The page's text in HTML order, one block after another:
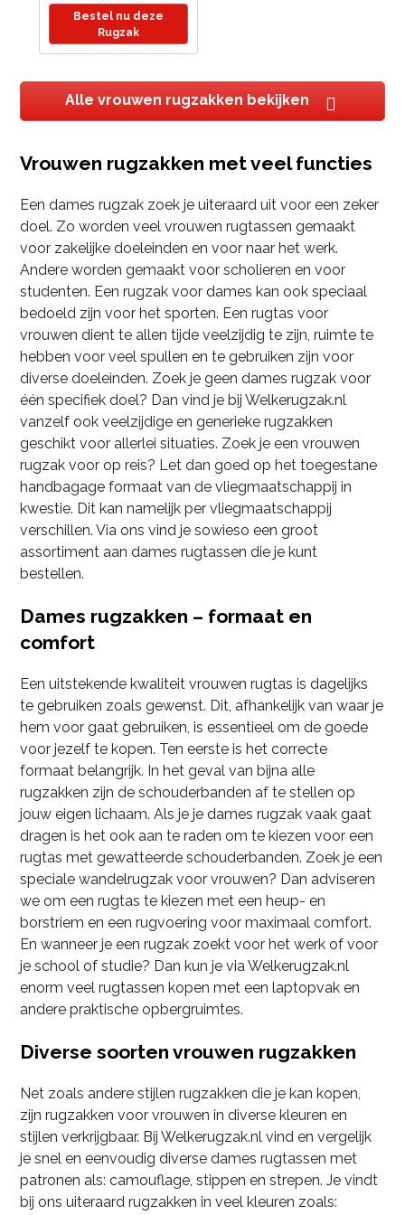
Schooltas - Update:
sterke ritsen
Bestel nu deze
Rugzak
Alle vrouwen rugzakken bekijken
Vrouwen rugzakken met veel functies
Een dames rugzak zoek je uiteraard uit voor een zeker
doel. Zo worden veel vrouwen rugtassen gemaakt
voor zakelijke doeleinden en voor naar het werk.
Andere worden gemaakt voor scholieren en voor
studenten. Een rugzak voor dames kan ook speciaal
bedoeld zijn voor het sporten. Een rugtas voor
vrouwen dient te allen tijde veelzijdig te zijn, ruimte te
hebben voor veel spullen en te gebruiken zijn voor
diverse doeleinden. Zoek je geen dames rugzak voor
één specifiek doel? Dan vind je bij Welkerugzak.nl
vanzelf ook veelzijdige en generieke rugzakken
geschikt voor allerlei situaties. Zoek je een vrouwen
rugzak voor op reis? Let dan goed op het toegestane
handbagage formaat van de vliegmaatschappij in
kwestie. Dit kan namelijk per vliegmaatschappij
verschillen. Via ons vind je sowieso een groot
assortiment aan dames rugtassen die je kunt
bestellen.
Dames rugzakken – formaat en
comfort
Een uitstekende kwaliteit vrouwen rugtas is dagelijks
te gebruiken zoals gewenst. Dit, afhankelijk van waar je
hem voor gaat gebruiken, is essentieel om de goede
voor jezelf te kopen. Ten eerste is het correcte
formaat belangrijk. In het geval van bijna alle
rugzakken zijn de schouderbanden af te stellen op
jouw eigen lichaam. Als je je dames rugzak vaak gaat
dragen is het ook aan te raden om te kiezen voor een
rugtas met gewatteerde schouderbanden. Zoek je een
speciale wandelrugzak voor vrouwen? Dan adviseren
we om een rugtas te kiezen met een heup- en
borstriem en een rugvoering voor maximaal comfort.
En wanneer je een rugzak zoekt voor het werk of voor
je school of studie? Dan kun je via Welkerugzak.nl
enorm veel rugtassen kopen met een laptopvak en
andere praktische opbergruimtes.
Diverse soorten vrouwen rugzakken
Net zoals andere stijlen rugzakken die je kan kopen,
zijn rugzakken voor vrouwen in diverse kleuren en
stijlen verkrijgbaar. Bij Welkerugzak.nl vind en vergelijk
je snel en eenvoudig diverse dames rugtassen met
patronen als: camouflage, stippen en strepen. Je vindt
bij ons uiteraard rugzakken in veel kleuren zoals: